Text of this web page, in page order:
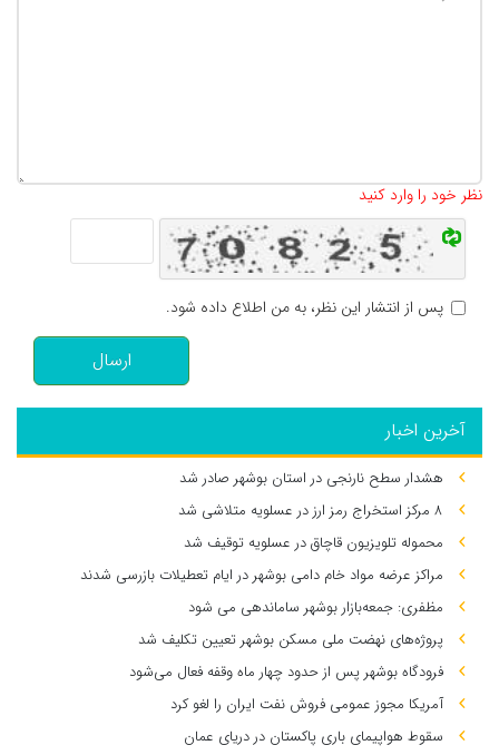
نظر خود را وارد کنید
پس از انتشار این نظر، به من اطلاع داده شود.
ارسال
آخرین اخبار
هشدار سطح نارنجی در استان بوشهر صادر شد
۸ مرکز استخراج رمز ارز در عسلویه متلاشی شد
محموله تلویزیون قاچاق در عسلویه توقیف شد
مراکز عرضه مواد خام دامی بوشهر در ایام تعطیلات بازرسی شدند
مظفری: جمعه‌بازار بوشهر ساماندهی می‌ شود
پروژه‌های نهضت ملی مسکن بوشهر تعیین تکلیف شد
فرودگاه بوشهر پس از حدود چهار ماه وقفه فعال می‌شود
آمریکا مجوز عمومی فروش نفت ایران را لغو کرد
سقوط هواپیمای باری پاکستان در دریای عمان